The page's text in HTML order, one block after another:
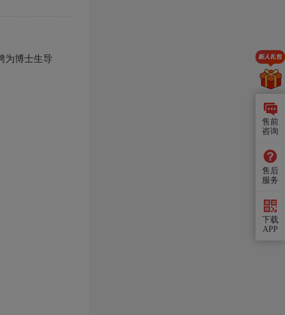
为博士生导
售前
咨询
售后
服务
下载
APP